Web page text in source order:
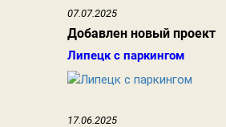
07.07.2025
Добавлен новый проект
Липецк с паркингом
17.06.2025